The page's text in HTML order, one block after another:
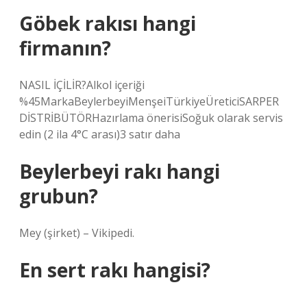
Göbek rakısı hangi
firmanın?
NASIL İÇİLİR?Alkol içeriği
%45Marka‎BeylerbeyiMenşei‎TürkiyeÜretici‎SARPER
DİSTRİBÜTÖRHazırlama önerisi‎Soğuk olarak servis
edin (2 ila 4°C arası)3 satır daha
Beylerbeyi rakı hangi
grubun?
Mey (şirket) – Vikipedi.
En sert rakı hangisi?